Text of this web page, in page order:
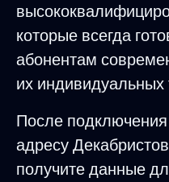
которые всегда
абонентам
их индивидуальных
После подключения
адресу
получите данные